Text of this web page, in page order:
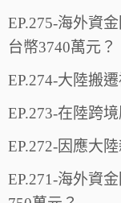
EP.275-海外資
台幣3740萬元？
EP.274-大陸搬
EP.273-在陸跨
EP.272-因應大
EP.271-海外資